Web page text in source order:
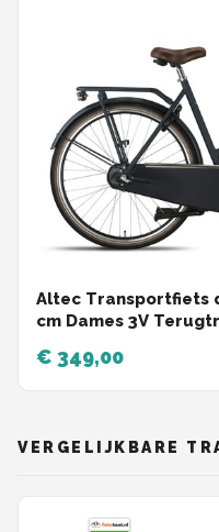
Altec Transportfiets
cm Dames 3V
€ 349,00
VERGELIJKBARE